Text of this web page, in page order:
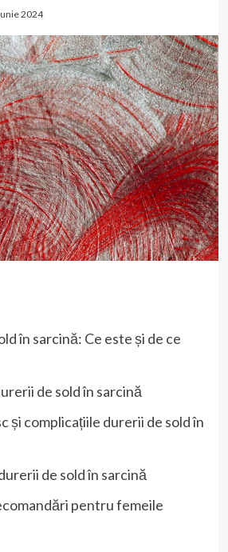
2024
în sarcină: Ce este și de ce
de sold în sarcină
și complicațiile durerii de sold în
de sold în sarcină
pentru femeile